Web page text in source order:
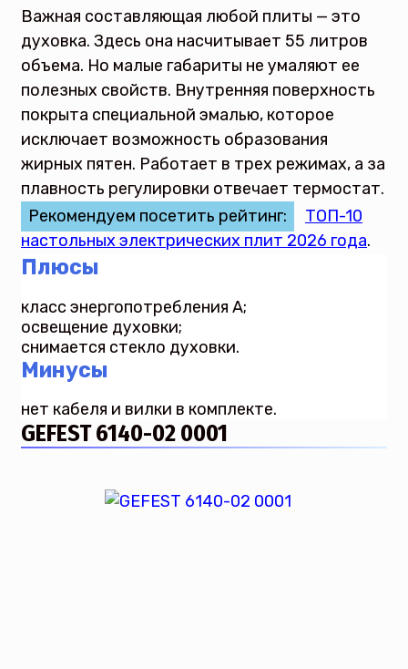
Важная составляющая любой плиты — это
духовка. Здесь она насчитывает 55 литров
объема. Но малые габариты не умаляют ее
полезных свойств. Внутренняя поверхность
покрыта специальной эмалью, которое
исключает возможность образования
жирных пятен. Работает в трех режимах, а за
плавность регулировки отвечает термостат.
Рекомендуем посетить рейтинг:
ТОП-10
настольных электрических плит 2026 года.
Плюсы
класс энергопотребления А;
освещение духовки;
снимается стекло духовки.
Минусы
нет кабеля и вилки в комплекте.
GEFEST 6140-02 0001